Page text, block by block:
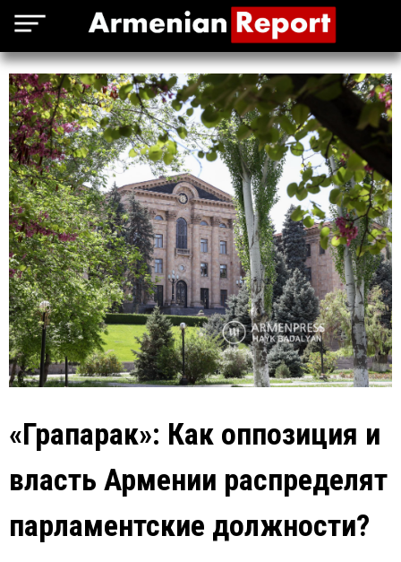
«Грапарак»: Как оппозиция и
власть Армении распределят
парламентские должности?